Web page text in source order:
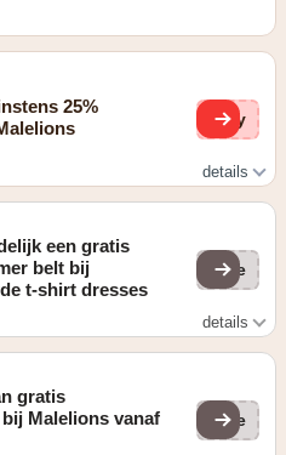
25%
lXy
details
een gratis
belt bij
t-shirt dresses
(ge
details
gratis
Malelions vanaf
(ge